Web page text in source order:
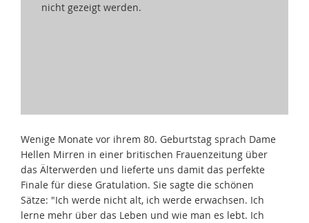
nicht gezeigt werden.
Wenige Monate vor ihrem 80. Geburtstag sprach Dame
Hellen Mirren in einer britischen Frauenzeitung über
das Älterwerden und lieferte uns damit das perfekte
Finale für diese Gratulation. Sie sagte die schönen
Sätze: "Ich werde nicht alt, ich werde erwachsen. Ich
lerne mehr über das Leben und wie man es lebt. Ich